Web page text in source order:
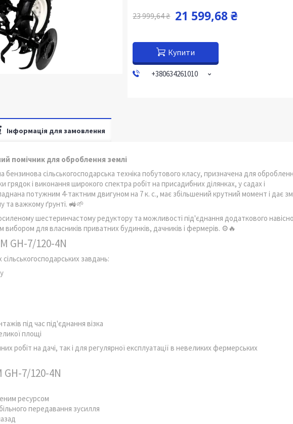
23 999,64 ₴ 21 599,68 ₴
Купити
+380634261010
Інформація для замовлення
помічник для оброблення землі
бензинова сільськогосподарська техніка побутового класу, призначена для
грядок і виконання широкого спектра робіт на присадибних ділянках, у садах і
потужним 4-тактним двигуном на 7 к. с., має збільшений крутний момент і дає
та важкому ґрунті. 🚜🌱
шестеринчастому редуктору та можливості під'єднання додаткового
для власників приватних будинків, дачників і фермерів. ⚙️🔥
GH-7/120-4N
завдань:
під час під'єднання візка
площі
робіт на дачі, так і для регулярної експлуатації в невеликих фермерських
7/120-4N
ресурсом
передавання зусилля